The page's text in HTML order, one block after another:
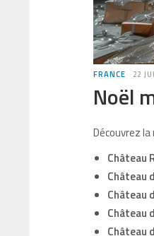
FRANCE 22
Noël
Découvrez
Château
Château
Château
Château
Château